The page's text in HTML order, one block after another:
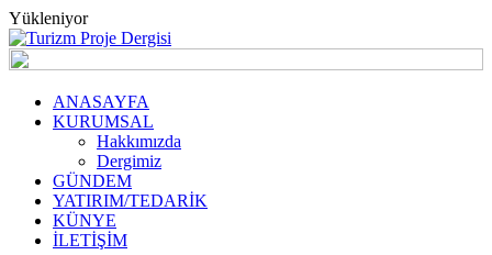
Yükleniyor
ANASAYFA
KURUMSAL
Hakkımızda
Dergimiz
GÜNDEM
YATIRIM/TEDARİK
KÜNYE
İLETİŞİM